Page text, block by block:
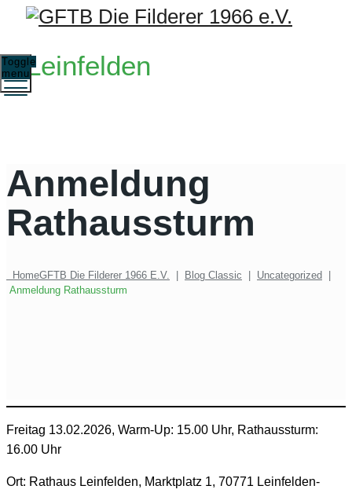
Leinfelden
Toggle
menu
Anmeldung
Rathaussturm
HomeGFTB Die Filderer 1966 E.V. Blog Classic Uncategorized
Anmeldung Rathaussturm
Freitag 13.02.2026, Warm-Up: 15.00 Uhr, Rathaussturm:
16.00 Uhr
Ort: Rathaus Leinfelden, Marktplatz 1, 70771 Leinfelden-